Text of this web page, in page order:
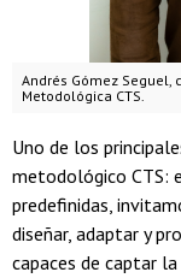
Andrés Gómez
Metodológica CTS.
Uno de los
metodológico CTS:
predefinidas,
diseñar, adaptar y
capaces de captar